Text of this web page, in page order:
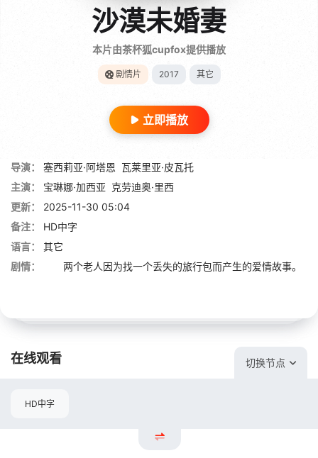
沙漠未婚妻
本片由茶杯狐cupfox提供播放
剧情片 2017 其它
立即播放
导演： 塞西莉亚·阿塔恩 瓦莱里亚·皮瓦托
主演：
宝琳娜·加西亚 克劳迪奥·里西
更新：
2025-11-30 05:04
备注：
HD中字
语言：
其它
剧情：
两个老人因为找一个丢失的旅行包而产生的爱情故事。
在线观看 切换节点
HD中字